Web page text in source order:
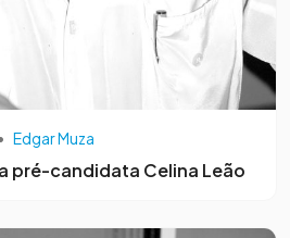
Edgar Muza
pré-candidata Celina Leão